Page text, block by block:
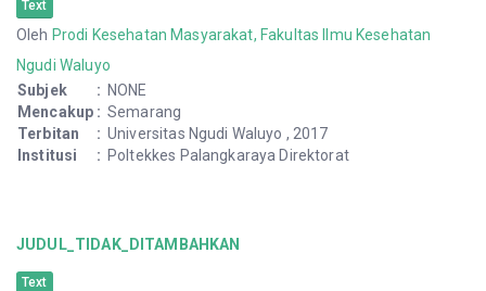
Text
Oleh Prodi Kesehatan Masyarakat, Fakultas Ilmu Kesehatan
Ngudi Waluyo
Subjek
: NONE
Mencakup : Semarang
Terbitan
: Universitas Ngudi Waluyo , 2017
Institusi
: Poltekkes Palangkaraya Direktorat
JUDUL_TIDAK_DITAMBAHKAN
Text